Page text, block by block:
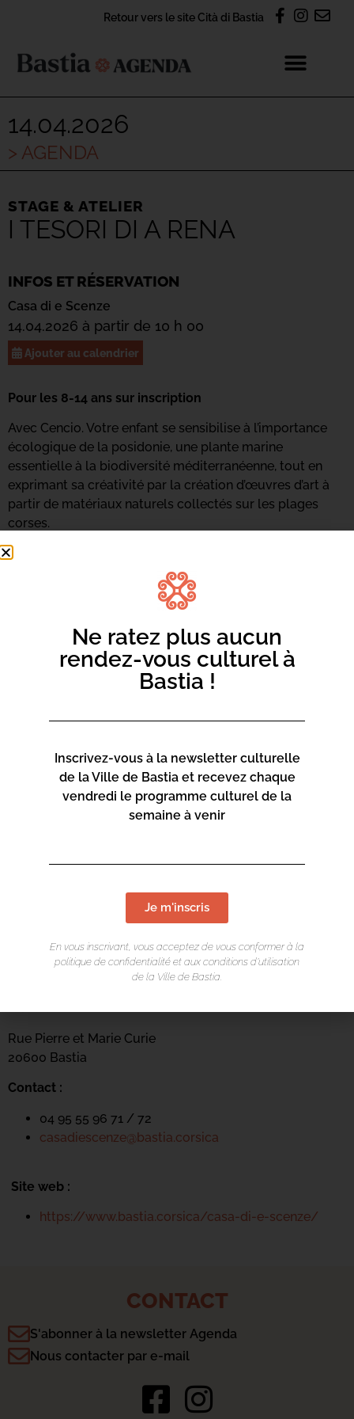
Retour vers le site Cità di Bastia
14.04.2026
> AGENDA
STAGE & ATELIER
I TESORI DI A RENA
INFOS ET RÉSERVATION
Casa di e Scenze
14.04.2026 à partir de 10 h 00
Ajouter au calendrier
Pour les 8-14 ans sur inscription
Avec Cencio. Votre enfant se sensibilise à l’importance
écologique de la posidonie, une plante marine
essentielle à la biodiversité méditerranéenne, tout en
exprimant sa créativité par la création d’œuvres d’art à
partir de matériaux naturels collectés sur les plages
corses.
LIEU DE L'ÉVÉNEMENT
Rue Pierre et Marie Curie
20600 Bastia
Contact :
04 95 55 96 71 / 72
casadiescenze@bastia.corsica
Site web :
https://www.bastia.corsica/casa-di-e-scenze/
CONTACT
S'abonner à la newsletter Agenda
Nous contacter par e-mail
Ne ratez plus aucun
rendez-vous culturel à
Bastia !
Inscrivez-vous à la newsletter culturelle
de la Ville de Bastia et recevez chaque
vendredi le programme culturel de la
semaine à venir
Je m'inscris
En vous inscrivant, vous acceptez de vous conformer à la
politique de confidentialité et aux conditions d’utilisation
de la Ville de Bastia.